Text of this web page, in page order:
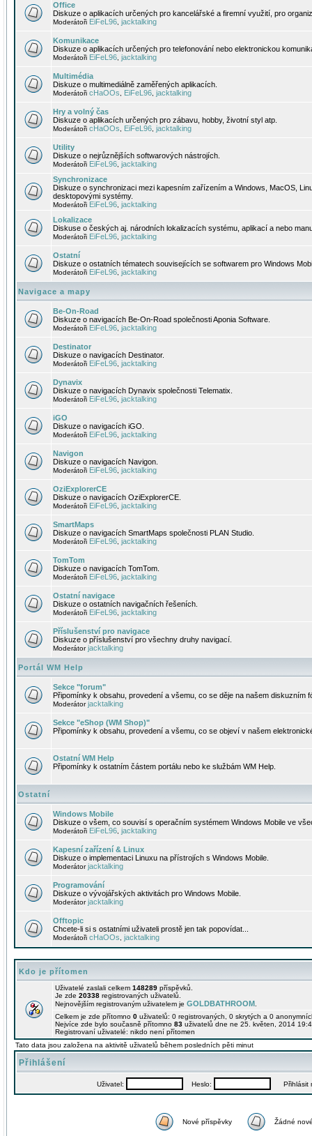
Office
Diskuze o aplikacích určených pro kancelářské a firemní využití, pro
Moderátoři EiFeL96 jacktalking
Komunikace
Diskuze o aplikacích určených pro telefonování nebo elektronickou
Moderátoři EiFeL96 jacktalking
Multimédia
Diskuze o multimediálně zaměřených aplikacích.
Moderátoři cHaOOs EiFeL96 jacktalking
Hry a volný čas
Diskuze o aplikacích určených pro zábavu, hobby, životní styl atp.
Moderátoři cHaOOs EiFeL96 jacktalking
Utility
Diskuze o nejrůznějších softwarových nástrojích.
Moderátoři EiFeL96 jacktalking
Synchronizace
Diskuze o synchronizaci mezi kapesním zařízením a Windows, MacOS,
desktopovými systémy.
Moderátoři EiFeL96 jacktalking
Lokalizace
Diskuse o českých aj. národních lokalizacích systému, aplikací a nebo
Moderátoři EiFeL96 jacktalking
Ostatní
Diskuze o ostatních tématech souvisejících se softwarem pro Windows
Moderátoři EiFeL96 jacktalking
Navigace a mapy
Be-On-Road
Diskuze o navigacích Be-On-Road společnosti Aponia Software.
Moderátoři EiFeL96 jacktalking
Destinator
Diskuze o navigacích Destinator.
Moderátoři EiFeL96 jacktalking
Dynavix
Diskuze o navigacích Dynavix společnosti Telematix.
Moderátoři EiFeL96 jacktalking
iGO
Diskuze o navigacích iGO.
Moderátoři EiFeL96 jacktalking
Navigon
Diskuze o navigacích Navigon.
Moderátoři EiFeL96 jacktalking
OziExplorerCE
Diskuze o navigacích OziExplorerCE.
Moderátoři EiFeL96 jacktalking
SmartMaps
Diskuze o navigacích SmartMaps společnosti PLAN Studio.
Moderátoři EiFeL96 jacktalking
TomTom
Diskuze o navigacích TomTom.
Moderátoři EiFeL96 jacktalking
Ostatní navigace
Diskuze o ostatních navigačních řešeních.
Moderátoři EiFeL96 jacktalking
Příslušenství pro navigace
Diskuze o příslušenství pro všechny druhy navigací.
Moderátorjacktalking
Portál WM Help
Sekce "forum"
Připomínky k obsahu, provedení a všemu, co se děje na našem diskuzním
Moderátorjacktalking
Sekce "eShop (WM Shop)"
Připomínky k obsahu, provedení a všemu, co se objeví v našem
Ostatní WM Help
Připomínky k ostatním částem portálu nebo ke službám WM Help.
Ostatní
Windows Mobile
Diskuze o všem, co souvisí s operačním systémem Windows Mobile ve
Moderátoři EiFeL96 jacktalking
Kapesní zařízení & Linux
Diskuze o implementaci Linuxu na přístrojích s Windows Mobile.
Moderátorjacktalking
Programování
Diskuze o vývojářských aktivitách pro Windows Mobile.
Moderátorjacktalking
Offtopic
Chcete-li si s ostatními uživateli prostě jen tak popovídat...
Moderátoři cHaOOs jacktalking
Kdo je přítomen
Uživatelé zaslali celkem 148289 příspěvků.
Je zde 20338 registrovaných uživatelů.
Nejnovějším registrovaným uživatelem je GOLDBATHROOM
Celkem je zde přítomno 0 uživatelů: 0 registrovaných, 0 skrytých a 0
Nejvíce zde bylo současně přítomno 83 uživatelů dne ne 25. květen, 2014
Registrovaní uživatelé: nikdo není přítomen
Tato data jsou založena na aktivitě uživatelů během posledních pěti minut
Přihlášení
Uživatel: Heslo: Přihlásit
Nové příspěvky Žádné